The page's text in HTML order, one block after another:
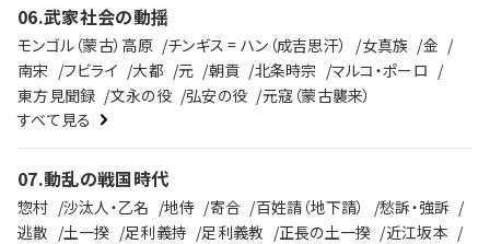
06.武家社会の動揺
モンゴル（蒙古）高原 チンギス = ハン（成吉思汗） 女真族
金
南宋
フビライ 大都 元 朝貢 北条時宗
マルコ・ポーロ
東方見聞録
文永の役 弘安の役
元寇（蒙古襲来）
すべて見る
07.動乱の戦国時代
惣村 沙汰人・乙名 地侍 寄合 百姓請（地下請）
愁訴・強訴
逃散
土一揆 足利義持 足利義教 正長の土一揆
近江坂本